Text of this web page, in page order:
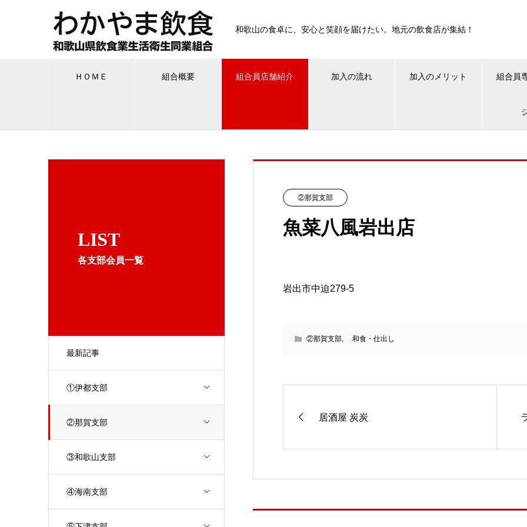
和歌山の食卓に、安心と笑顔を届けたい。地元の飲食店が集結！
ＨＯＭＥ 組合概要 組合員店舗紹介 加入の流れ 加入のメリット 組合員
LIST
各支部会員一覧
最新記事
①伊都支部
②那賀支部
③和歌山支部
④海南支部
②那賀支部
魚菜八風岩出店
岩出市中迫279-5
②那賀支部, 和食・仕出し
居酒屋 炭炭